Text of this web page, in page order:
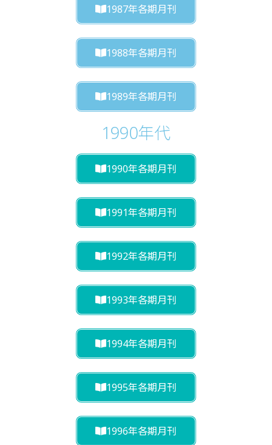
1987年各期月刊
1988年各期月刊
1989年各期月刊
1990年代
1990年各期月刊
1991年各期月刊
1992年各期月刊
1993年各期月刊
1994年各期月刊
1995年各期月刊
1996年各期月刊